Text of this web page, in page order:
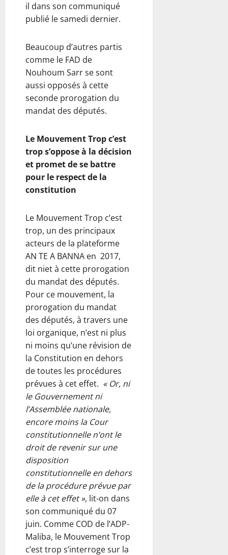
il dans son communiqué
publié le samedi dernier.
Beaucoup d’autres partis
comme le FAD de
Nouhoum Sarr se sont
aussi opposés à cette
seconde prorogation du
mandat des députés.
Le Mouvement Trop c’est
trop s’oppose à la décision
et promet de se battre
pour le respect de la
constitution
Le Mouvement Trop c’est
trop, un des principaux
acteurs de la plateforme
AN TE A BANNA en 2017,
dit niet à cette prorogation
du mandat des députés.
Pour ce mouvement, la
prorogation du mandat
des députés, à travers une
loi organique, n’est ni plus
ni moins qu’une révision de
la Constitution en dehors
de toutes les procédures
prévues à cet effet. « Or, ni
le Gouvernement ni
l’Assemblée nationale,
encore moins la Cour
constitutionnelle n’ont le
droit de revenir sur une
disposition
constitutionnelle en dehors
de la procédure prévue par
elle à cet effet », lit-on dans
son communiqué du 07
juin. Comme COD de l’ADP-
Maliba, le Mouvement Trop
c’est trop s’interroge sur la